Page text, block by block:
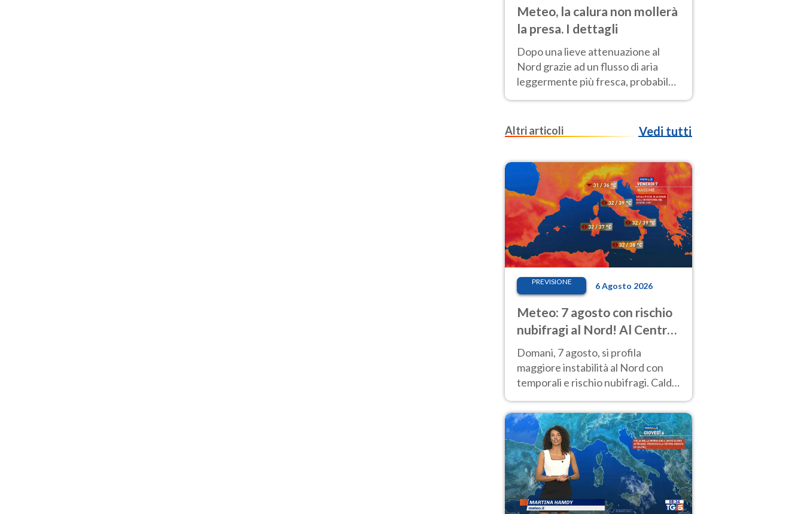
Meteo, la calura non mollerà
la presa. I dettagli
Dopo una lieve attenuazione al
Nord grazie ad un flusso di aria
leggermente più fresca, probabile
nuovo rinforzo dell’anticiclone
Altri articoli
Vedi tutti
PREVISIONE 6 Agosto 2026
Meteo: 7 agosto con rischio
nubifragi al Nord! Al Centro-
Sud caldo estremo
Domani, 7 agosto, si profila
maggiore instabilità al Nord con
temporali e rischio nubifragi. Caldo
previsioni.